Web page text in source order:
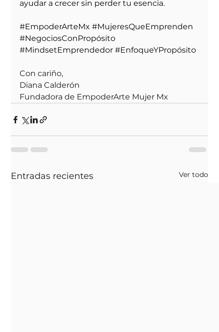
ayudar a crecer sin perder tu esencia.
#EmpoderArteMx #MujeresQueEmprenden
#NegociosConPropósito
#MindsetEmprendedor #EnfoqueYPropósito
Con cariño,
Diana Calderón
Fundadora de EmpoderArte Mujer Mx
Entradas recientes Ver todo